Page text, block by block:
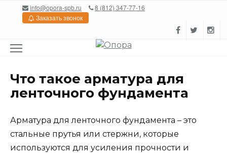
Перейтиinfo@opora-spb.ru
8 (812) 347-77-16
Заказать звонок
Что такое арматура для
ленточного фундамента
Арматура для ленточного фундамента – это
стальные прутья или стержни, которые
используются для усиления прочности и